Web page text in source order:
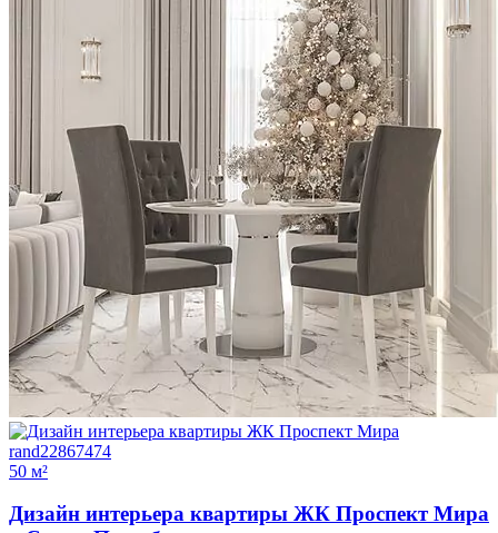
50 м²
Дизайн интерьера квартиры ЖК Проспект Мира